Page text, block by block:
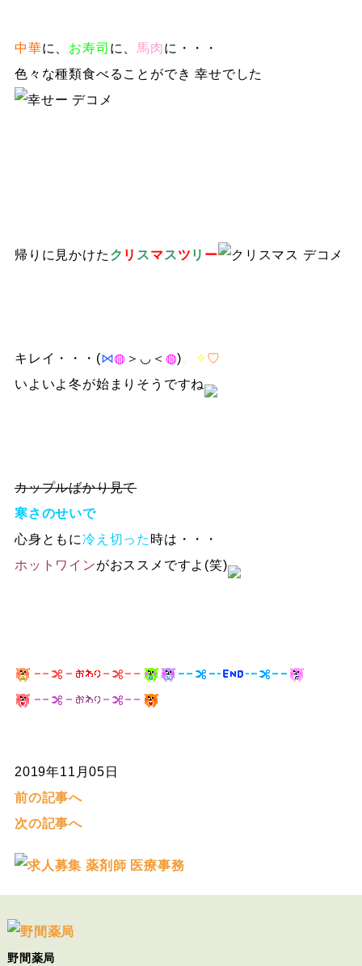
中華に、 お寿司 に、 馬肉に・・・
色々な種類食べることができ 幸せでした
帰りに見かけた ク リ スマ スツ リ ー
キレイ・・・(⋈◍ ＞◡＜ ◍)。✧♡
いよいよ冬が始まりそうですね
カップルばかり見て
寒さのせいで
心身ともに冷え切った 時は・・・
ホットワインがおススメですよ(笑)
2019年11月05日
前の記事へ
次の記事へ
野間薬局